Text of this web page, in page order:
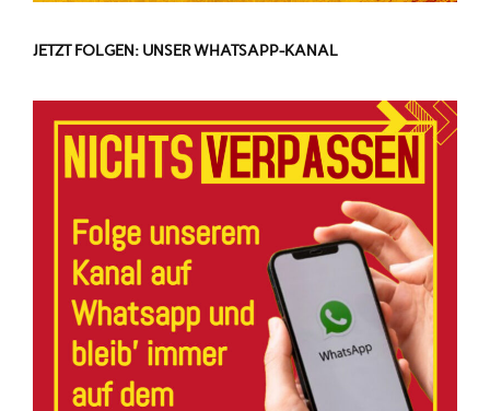
JETZT FOLGEN: UNSER WHATSAPP-KANAL